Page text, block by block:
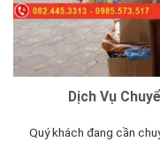
Dịch Vụ
Quý khách đang cần